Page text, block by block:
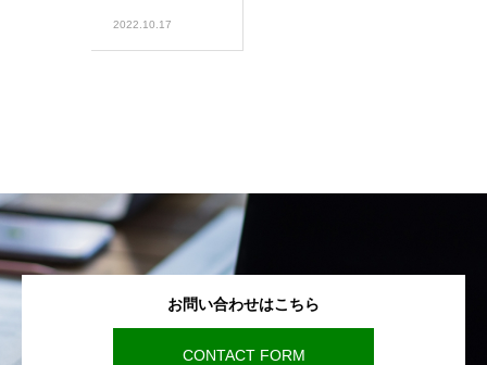
2022.10.17
お問い合わせはこちら
CONTACT FORM